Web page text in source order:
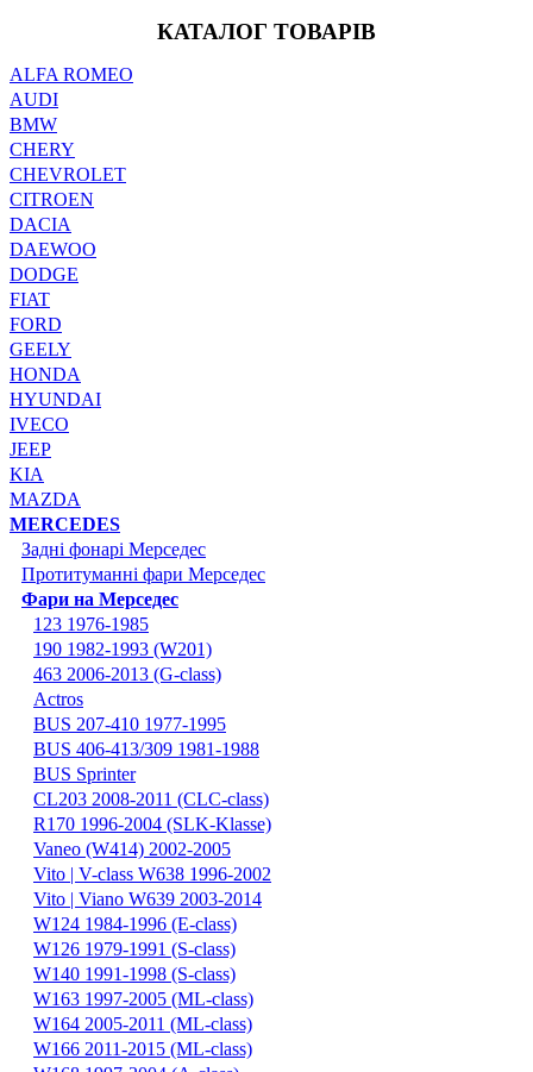
КАТАЛОГ ТОВАРІВ
ALFA ROMEO
AUDI
BMW
CHERY
CHEVROLET
CITROEN
DACIA
DAEWOO
DODGE
FIAT
FORD
GEELY
HONDA
HYUNDAI
IVECO
JEEP
KIA
MAZDA
MERCEDES
Задні фонарі Мерседес
Протитуманні фари Мерседес
Фари на Мерседес
123 1976-1985
190 1982-1993 (W201)
463 2006-2013 (G-class)
Actros
BUS 207-410 1977-1995
BUS 406-413/309 1981-1988
BUS Sprinter
CL203 2008-2011 (CLC-class)
R170 1996-2004 (SLK-Klasse)
Vaneo (W414) 2002-2005
Vito | V-class W638 1996-2002
Vito | Viano W639 2003-2014
W124 1984-1996 (E-class)
W126 1979-1991 (S-class)
W140 1991-1998 (S-class)
W163 1997-2005 (ML-class)
W164 2005-2011 (ML-class)
W166 2011-2015 (ML-class)